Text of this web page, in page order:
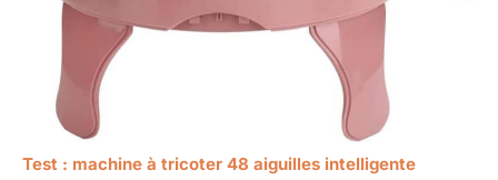
Test : machine à tricoter 48 aiguilles intelligente